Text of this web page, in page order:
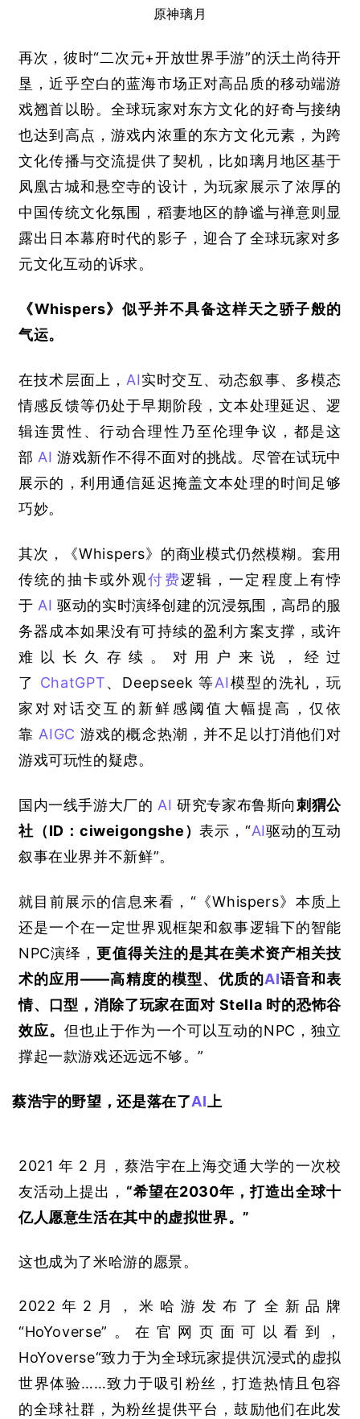
原神璃月
再次，彼时“二次元+开放世界手游”的沃土尚待开
垦，近乎空白的蓝海市场正对高品质的移动端游
戏翘首以盼。全球玩家对东方文化的好奇与接纳
也达到高点，游戏内浓重的东方文化元素，为跨
文化传播与交流提供了契机，比如璃月地区基于
凤凰古城和悬空寺的设计，为玩家展示了浓厚的
中国传统文化氛围，稻妻地区的静谧与禅意则显
露出日本幕府时代的影子，迎合了全球玩家对多
元文化互动的诉求。
《Whispers》似乎并不具备这样天之骄子般的
气运。
在技术层面上，AI实时交互、动态叙事、多模态
情感反馈等仍处于早期阶段，文本处理延迟、逻
辑连贯性、行动合理性乃至伦理争议，都是这
部 AI 游戏新作不得不面对的挑战。尽管在试玩中
展示的，利用通信延迟掩盖文本处理的时间足够
巧妙。
其次，《Whispers》的商业模式仍然模糊。套用
传统的抽卡或外观付费逻辑，一定程度上有悖
于 AI 驱动的实时演绎创建的沉浸氛围，高昂的服
务器成本如果没有可持续的盈利方案支撑，或许
难以长久存续。对用户来说，经过
了 ChatGPT、 Deepseek 等AI模型的洗礼，玩
家对对话交互的新鲜感阈值大幅提高，仅依
靠 AIGC 游戏的概念热潮，并不足以打消他们对
游戏可玩性的疑虑。
国内一线手游大厂的 AI 研究专家布鲁斯向刺猬公
社（ID ： ciweigongshe）表示，“AI驱动的互动
叙事在业界并不新鲜”。
就目前展示的信息来看，“《Whispers》本质上
还是一个在一定世界观框架和叙事逻辑下的智能
NPC演绎，更值得关注的是其在美术资产相关技
术的应用——高精度的模型、优质的AI语音和表
情、口型，消除了玩家在面对 Stella 时的恐怖谷
效应。但也止于作为一个可以互动的NPC ，独立
撑起一款游戏还远远不够。”
蔡浩宇的野望，还是落在了AI上
2021 年 2 月，蔡浩宇在上海交通大学的一次校
友活动上提出， “希望在2030年，打造出全球十
亿人愿意生活在其中的虚拟世界。”
这也成为了米哈游的愿景。
2022 年 2 月，米哈游发布了全新品牌
“HoYoverse”。在官网页面可以看到，
HoYoverse“致力于为全球玩家提供沉浸式的虚拟
世界体验……致力于吸引粉丝，打造热情且包容
的全球社群，为粉丝提供平台，鼓励他们在此发